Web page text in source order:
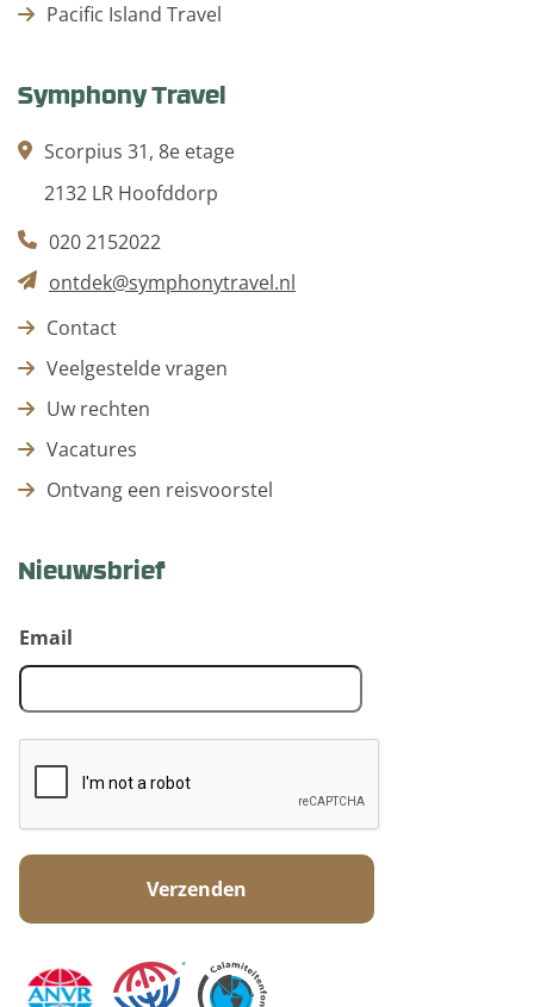
Pacific Island Travel
Symphony Travel
Scorpius 31, 8e etage
2132 LR Hoofddorp
020 2152022
ontdek@symphonytravel.nl
Contact
Veelgestelde vragen
Uw rechten
Vacatures
Ontvang een reisvoorstel
Nieuwsbrief
Email